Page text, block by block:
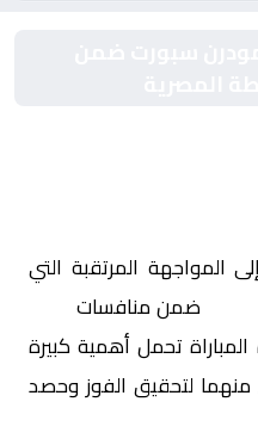
المواجهة المرتقبة التي
ضمن منافسات
تحمل أهمية كبيرة
لتحقيق الفوز وحصد